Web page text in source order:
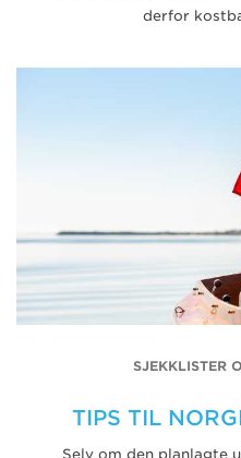
derfor
SJEKKLISTER
TIPS TIL
Selv om den planlagte